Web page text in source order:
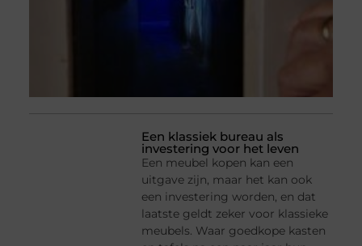
Een klassiek bureau als
investering voor het leven
Een meubel kopen kan een
uitgave zijn, maar het kan ook
een investering worden, en dat
laatste geldt zeker voor klassieke
meubels. Waar goedkope kasten